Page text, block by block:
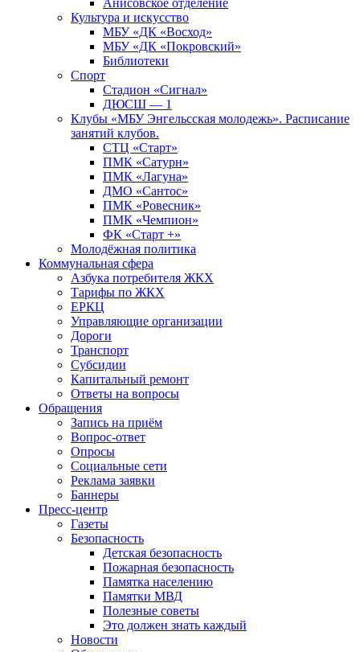
Анисовское отделение
Культура и искусство
МБУ «ДК «Восход»
МБУ «ДК «Покровский»
Библиотеки
Спорт
Стадион «Сигнал»
ДЮСШ — 1
Клубы «МБУ Энгельсская молодежь». Расписание
занятий клубов.
СТЦ «Старт»
ПМК «Сатурн»
ПМК «Лагуна»
ДМО «Сантос»
ПМК «Ровесник»
ПМК «Чемпион»
ФК «Старт +»
Молодёжная политика
Коммунальная сфера
Азбука потребителя ЖКХ
Тарифы по ЖКХ
ЕРКЦ
Управляющие организации
Дороги
Транспорт
Субсидии
Капитальный ремонт
Ответы на вопросы
Обращения
Запись на приём
Вопрос-ответ
Опросы
Социальные сети
Реклама заявки
Баннеры
Пресс-центр
Газеты
Безопасность
Детская безопасность
Пожарная безопасность
Памятка населению
Памятки МВД
Полезные советы
Это должен знать каждый
Новости